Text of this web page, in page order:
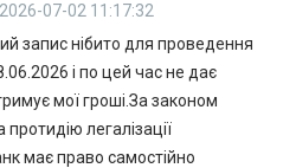
2026-07-02 11:17:32
запис нібито для проведення
і по цей час не дає
мої гроші.За законом
легалізації
має право самостійно